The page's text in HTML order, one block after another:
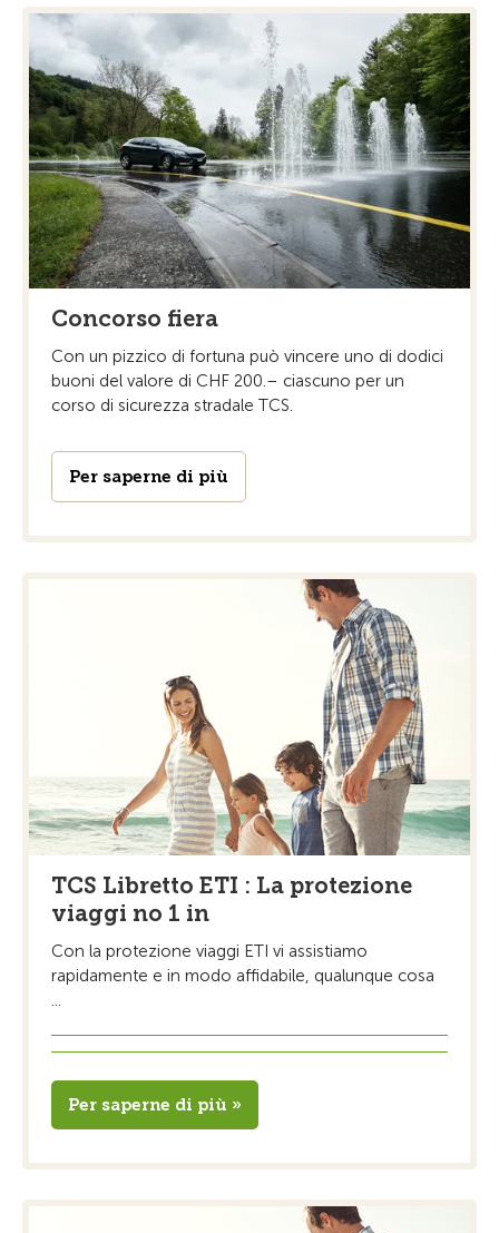
Concorso fiera
Con un pizzico di fortuna può vincere uno di dodici
buoni del valore di CHF 200.– ciascuno per un
corso di sicurezza stradale TCS.
Per saperne di più
TCS Libretto ETI : La protezione
viaggi no 1 in
Con la protezione viaggi ETI vi assistiamo
rapidamente e in modo affidabile, qualunque cosa
...
Per saperne di più »